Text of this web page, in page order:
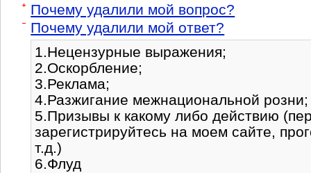
Почему удалили мой вопрос?
Почему удалили мой ответ?
1.Нецензурные выражения;
2.Оскорбление;
3.Реклама;
4.Разжигание межнациональной розни;
5.Призывы к какому либо действию
зарегистрируйтесь на моем сайте,
т.д.)
6.Флуд